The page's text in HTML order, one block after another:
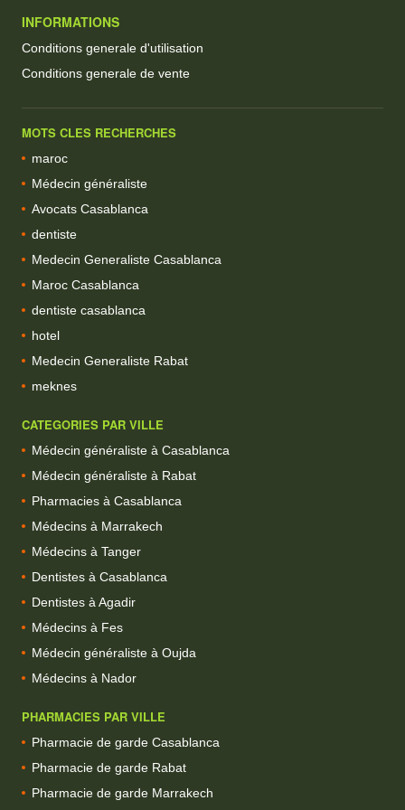
INFORMATIONS
Conditions generale d'utilisation
Conditions generale de vente
MOTS CLES RECHERCHES
maroc
Médecin généraliste
Avocats Casablanca
dentiste
Medecin Generaliste Casablanca
Maroc Casablanca
dentiste casablanca
hotel
Medecin Generaliste Rabat
meknes
CATEGORIES PAR VILLE
Médecin généraliste à Casablanca
Médecin généraliste à Rabat
Pharmacies à Casablanca
Médecins à Marrakech
Médecins à Tanger
Dentistes à Casablanca
Dentistes à Agadir
Médecins à Fes
Médecin généraliste à Oujda
Médecins à Nador
PHARMACIES PAR VILLE
Pharmacie de garde Casablanca
Pharmacie de garde Rabat
Pharmacie de garde Marrakech